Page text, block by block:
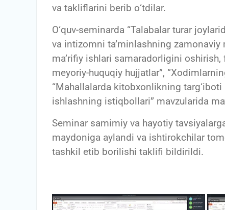
va takliflarini berib о‘tdilar.
О‘quv-seminarda “Talabalar turar
va intizomni ta’minlashning zamonaviy
ma’rifiy ishlari samaradorligini
meyoriy-huquqiy hujjatlar”,
“Mahallalarda kitobxonlikning
ishlashning istiqbollari” mavzularida
Seminar samimiy va hayotiy
maydoniga aylandi va ishtirokchilar
tashkil etib borilishi taklifi bildirildi.